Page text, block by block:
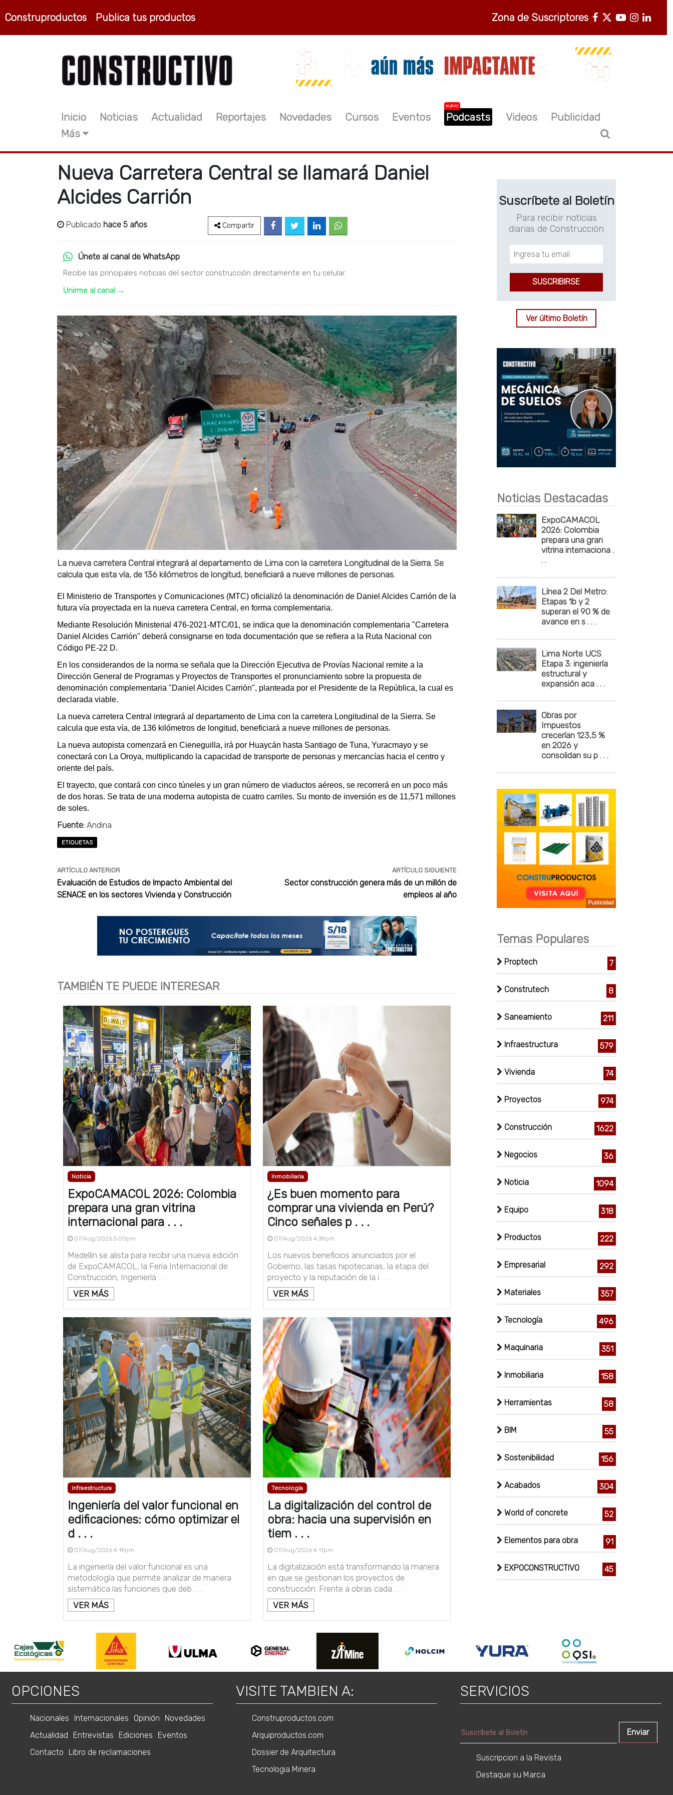
Construproductos Publica tus productos Zona de Suscriptores
Inicio Noticias Actualidad Reportajes Novedades Cursos Eventos Podcasts
NUEVO
Videos
Publicidad
Más
Nueva Carretera Central se llamará Daniel
Alcides Carrión
Publicado hace 5 años Compartir
Únete al canal de WhatsApp
Recibe las principales noticias del sector construcción directamente en tu celular.
Unirme al canal →
La nueva carretera Central integrará al departamento de Lima con la carretera Longitudinal de la Sierra. Se
calcula que esta vía, de 136 kilómetros de longitud, beneficiará a nueve millones de personas.
El Ministerio de Transportes y Comunicaciones (MTC) oficializó la denominación de Daniel Alcides Carrión de la
futura vía proyectada en la nueva carretera Central, en forma complementaria.
Mediante Resolución Ministerial 476-2021-MTC/01, se indica que la denominación complementaria "Carretera
Daniel Alcides Carrión" deberá consignarse en toda documentación que se refiera a la Ruta Nacional con
Código PE-22 D.
En los considerandos de la norma se señala que la Dirección Ejecutiva de Provías Nacional remite a la
Dirección General de Programas y Proyectos de Transportes el pronunciamiento sobre la propuesta de
denominación complementaria "Daniel Alcides Carrión", planteada por el Presidente de la República, la cual es
declarada viable.
La nueva carretera Central integrará al departamento de Lima con la carretera Longitudinal de la Sierra. Se
calcula que esta vía, de 136 kilómetros de longitud, beneficiará a nueve millones de personas.
La nueva autopista comenzará en Cieneguilla, irá por Huaycán hasta Santiago de Tuna, Yuracmayo y se
conectará con La Oroya, multiplicando la capacidad de transporte de personas y mercancías hacia el centro y
oriente del país.
El trayecto, que contará con cinco túneles y un gran número de viaductos aéreos, se recorrerá en un poco más
de dos horas. Se trata de una moderna autopista de cuatro carriles. Su monto de inversión es de 11,571 millones
de soles.
Fuente: Andina
ETIQUETAS
ARTÍCULO ANTERIOR
Evaluación de Estudios de Impacto Ambiental del
SENACE en los sectores Vivienda y Construcción
ARTÍCULO SIGUIENTE
Sector construcción genera más de un millón de
empleos al año
TAMBIÉN TE PUEDE INTERESAR
Noticia
ExpoCAMACOL 2026: Colombia
prepara una gran vitrina
internacional para . . .
07/Aug/2026 5:00pm
Medellín se alista para recibir una nueva edición
de ExpoCAMACOL, la Feria Internacional de
Construcción, Ingeniería . . .
VER MÁS
Inmobiliaria
¿Es buen momento para
comprar una vivienda en Perú?
Cinco señales p . . .
07/Aug/2026 4:39pm
Los nuevos beneficios anunciados por el
Gobierno, las tasas hipotecarias, la etapa del
proyecto y la reputación de la i . . .
VER MÁS
Infraestructura
Ingeniería del valor funcional en
edificaciones: cómo optimizar el
d . . .
07/Aug/2026 4:19pm
La ingeniería del valor funcional es una
metodología que permite analizar de manera
sistemática las funciones que deb . . .
VER MÁS
Tecnología
La digitalización del control de
obra: hacia una supervisión en
tiem . . .
07/Aug/2026 4:11pm
La digitalización está transformando la manera
en que se gestionan los proyectos de
construcción. Frente a obras cada . . .
VER MÁS
Suscríbete al Boletín
Para recibir noticias
diarias de Construcción
Ver último Boletín
Noticias Destacadas
ExpoCAMACOL
2026: Colombia
prepara una gran
vitrina internaciona .
. .
Línea 2 Del Metro:
Etapas 1b y 2
superan el 90 % de
avance en s . . .
Lima Norte UCS
Etapa 3: ingeniería
estructural y
expansión aca . . .
Obras por
Impuestos
crecerían 123,5 %
en 2026 y
consolidan su p . . .
Publicidad
Temas Populares
Proptech 7
Construtech 8
Saneamiento 211
Infraestructura 579
Vivienda 74
Proyectos 974
Construcción 1622
Negocios 36
Noticia 1094
Equipo 318
Productos 222
Empresarial 292
Materiales 357
Tecnología 496
Maquinaria 351
Inmobiliaria 158
Herramientas 58
BIM 55
Sostenibilidad 156
Acabados 304
World of concrete 52
Elementos para obra 91
EXPOCONSTRUCTIVO 45
OPCIONES
Nacionales Internacionales Opinión
Novedades
Actualidad
Entrevistas Ediciones
Eventos
Contacto
Libro de reclamaciones
VISITE TAMBIEN A:
Construproductos.com
Arquiproductos.com
Dossier de Arquitectura
Tecnologia Minera
SERVICIOS
Suscripcion a la Revista
Destaque su Marca